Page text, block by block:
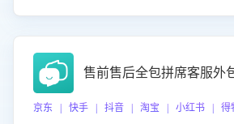
售前售后全包拼席客服外
京东 | 快手 | 抖音 | 淘宝 | 小红书 | 得